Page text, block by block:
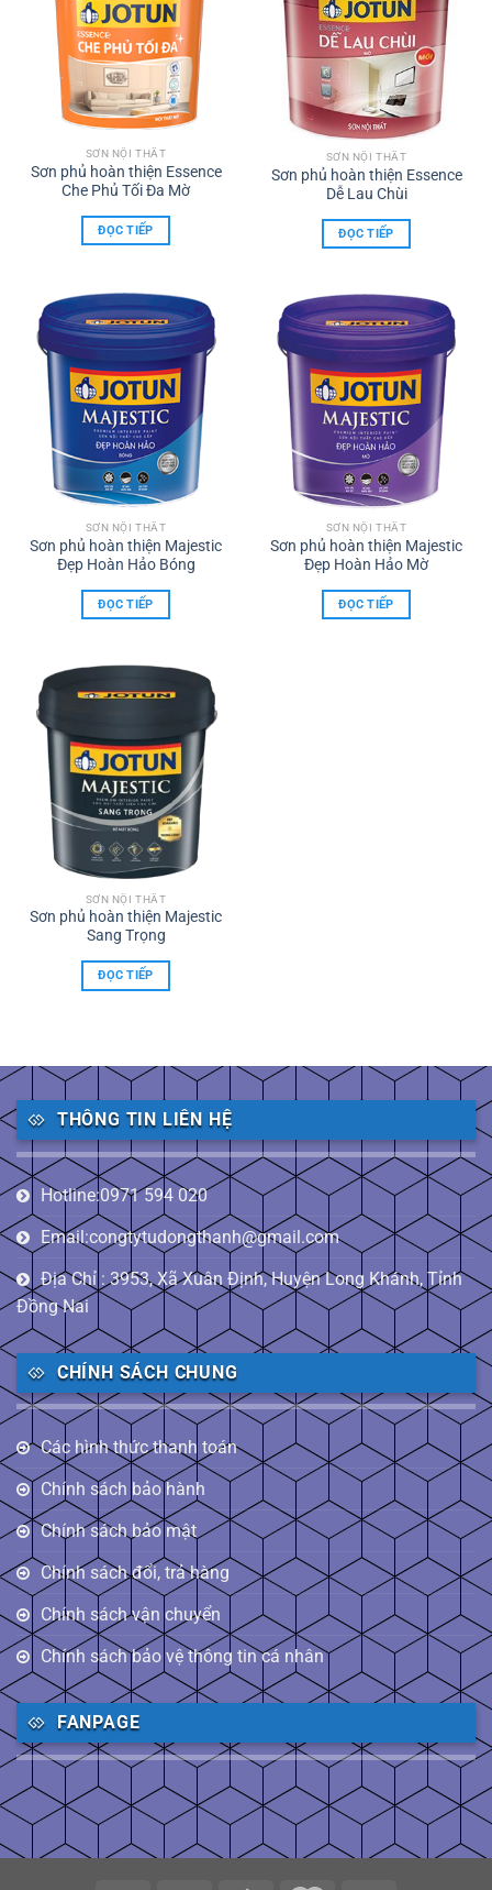
SƠN NỘI THẤT
Sơn phủ hoàn thiện Essence
Che Phủ Tối Đa Mờ
ĐỌC TIẾP
SƠN NỘI THẤT
Sơn phủ hoàn thiện Essence
Dễ Lau Chùi
ĐỌC TIẾP
SƠN NỘI THẤT
Sơn phủ hoàn thiện Majestic
Đẹp Hoàn Hảo Bóng
ĐỌC TIẾP
SƠN NỘI THẤT
Sơn phủ hoàn thiện Majestic
Đẹp Hoàn Hảo Mờ
ĐỌC TIẾP
SƠN NỘI THẤT
Sơn phủ hoàn thiện Majestic
Sang Trọng
ĐỌC TIẾP
THÔNG TIN LIÊN HỆ
Hotline:0971 594 020
Email:congtytudongthanh@gmail.com
Địa Chỉ : 3953, Xã Xuân Định, Huyện Long Khánh, Tỉnh
Đồng Nai
CHÍNH SÁCH CHUNG
Các hình thức thanh toán
Chính sách bảo hành
Chính sách bảo mật
Chính sách đổi, trả hàng
Chính sách vận chuyển
Chính sách bảo vệ thông tin cá nhân
FANPAGE